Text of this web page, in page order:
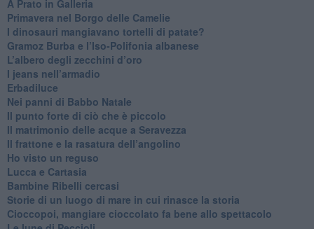
​A Prato in Galleria
​Primavera nel Borgo delle Camelie
I dinosauri mangiavano tortelli di patate?
​Gramoz Burba e l’Iso-Polifonia albanese
L’albero degli zecchini d’oro
​I jeans nell’armadio
Erbadiluce
Nei panni di Babbo Natale
​Il punto forte di ciò che è piccolo
​Il matrimonio delle acque a Seravezza
​Il frattone e la rasatura dell’angolino
​Ho visto un reguso
Lucca e Cartasia
Bambine Ribelli cercasi
Storie di un luogo di mare in cui rinasce la storia
Cioccopoi, mangiare cioccolato fa bene allo spettacolo